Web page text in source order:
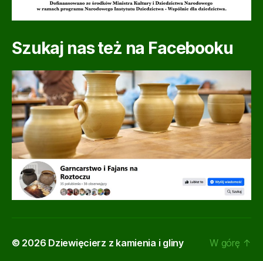
Szukaj nas też na Facebooku
© 2026 Dziewięcierz z kamienia i gliny W górę ↑